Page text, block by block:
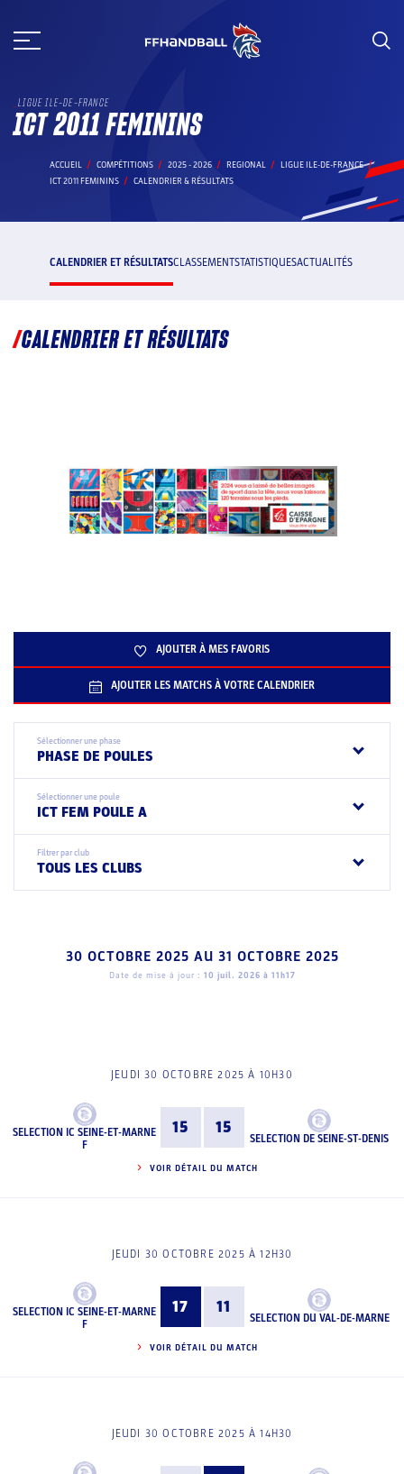
au
LIGUE ILE-DE-FRANCE
ICT 2011 FEMININS
ACCUEIL COMPÉTITIONS 2025 - 2026 REGIONAL
LIGUE ILE-DE-FRANCE
ICT 2011 FEMININS
CALENDRIER & RÉSULTATS
CALENDRIER ET RÉSULTATSCLASSEMENTSTATISTIQUESACTUALITÉS
CALENDRIER ET RÉSULTATS
AJOUTER À MES FAVORIS
AJOUTER LES MATCHS À VOTRE CALENDRIER
Sélectionner une phase
PHASE DE POULES
Sélectionner une poule
ICT FEM POULE A
Filtrer par club
TOUS LES CLUBS
30 OCTOBRE 2025 AU 31 OCTOBRE 2025
Date de mise à jour : 10 juil. 2026 à 11h17
JEUDI 30 OCTOBRE 2025 À 10H30
SELECTION IC SEINE-ET-MARNE
F
15 15
SELECTION DE SEINE-ST-DENIS
VOIR DÉTAIL DU MATCH
JEUDI 30 OCTOBRE 2025 À 12H30
SELECTION IC SEINE-ET-MARNE
F
17 11
SELECTION DU VAL-DE-MARNE
VOIR DÉTAIL DU MATCH
JEUDI 30 OCTOBRE 2025 À 14H30